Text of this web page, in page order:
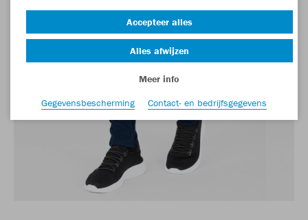
Accepteer alles
Alles afwijzen
Meer info
Gegevensbescherming
Contact- en bedrijfsgegevens